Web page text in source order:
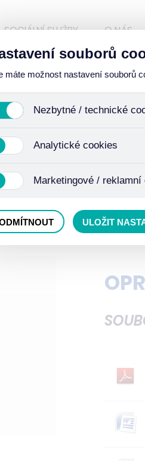
SOCIÁLNÍ SLUŽBY O NÁS
souborů
máte možnost nastavení souborů
Nezbytné / technické
Používají se mimo jiné k
Analytické cookies
se již nejedná o
Marketingové / reklamní
ULOŽIT